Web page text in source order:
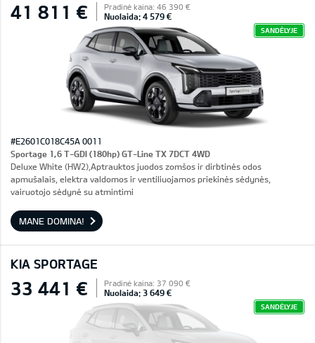
41 811 € Pradinė kaina: 46 390 €
Nuolaida: 4 579 €
SANDĖLYJE
#E2601C018C45A 0011
Sportage 1,6 T-GDI (180hp) GT-Line TX 7DCT 4WD
Deluxe White (HW2),Aptrauktos juodos zomšos ir dirbtinės odos
apmušalais, elektra valdomos ir ventiliuojamos priekinės sėdynės,
vairuotojo sėdynė su atmintimi
MANE DOMINA!
KIA SPORTAGE
33 441 € Pradinė kaina: 37 090 €
Nuolaida: 3 649 €
SANDĖLYJE